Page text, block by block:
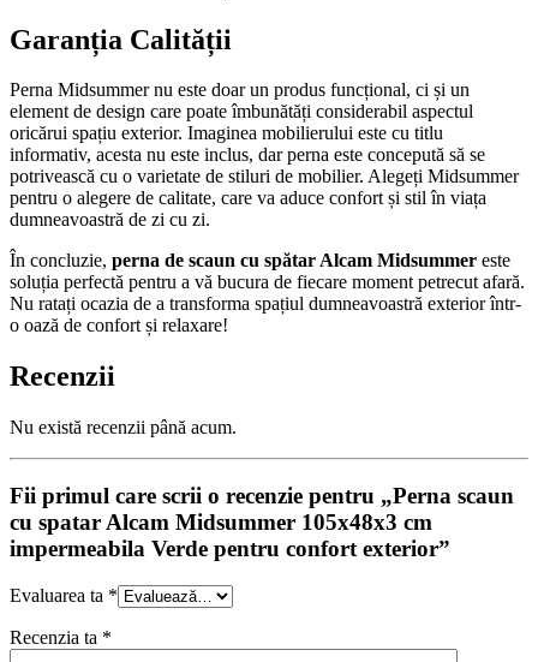
Garanția Calității
Perna Midsummer nu este doar un produs funcțional, ci și un
element de design care poate îmbunătăți considerabil aspectul
oricărui spațiu exterior. Imaginea mobilierului este cu titlu
informativ, acesta nu este inclus, dar perna este concepută să se
potrivească cu o varietate de stiluri de mobilier. Alegeți Midsummer
pentru o alegere de calitate, care va aduce confort și stil în viața
dumneavoastră de zi cu zi.
În concluzie, perna de scaun cu spătar Alcam Midsummer este
soluția perfectă pentru a vă bucura de fiecare moment petrecut afară.
Nu ratați ocazia de a transforma spațiul dumneavoastră exterior într-
o oază de confort și relaxare!
Recenzii
Nu există recenzii până acum.
Fii primul care scrii o recenzie pentru „Perna scaun
cu spatar Alcam Midsummer 105x48x3 cm
impermeabila Verde pentru confort exterior”
Evaluarea ta *
Recenzia ta *